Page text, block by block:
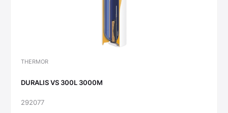
THERMOR
DURALIS VS 300L 3000M
292077